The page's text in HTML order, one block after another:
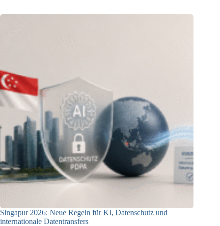
Singapur 2026: Neue Regeln für KI, Datenschutz und
internationale Datentransfers